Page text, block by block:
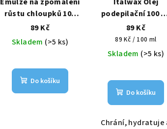
růstu chloupků 100
ml
89 Kč
Skladem (>5 ks)
Do košíku
podepilační 100
citrónový
89 Kč
Měrná
cena:
89 Kč / 100 ml
Skladem (>5 ks)
Do košíku
Chrání, hydratuje